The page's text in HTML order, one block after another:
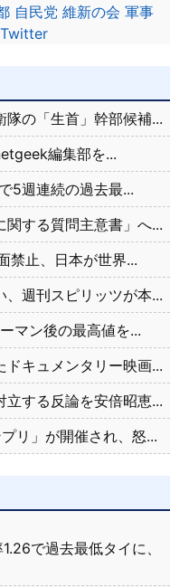
自民党 維新の会 軍事
Twitter
隊の「生首」幹部候補...
編集部を...
5週連続の過去最...
関する質問主意書」へ...
禁止、日本が世界...
、週刊スピリッツが本...
マン後の最高値を...
ドキュメンタリー映画...
する反論を安倍昭恵...
リ」が開催され、怒...
で過去最低タイに、